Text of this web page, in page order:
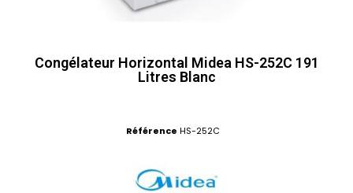
Congélateur Horizontal Midea HS-252C 191
Litres Blanc
Référence HS-252C